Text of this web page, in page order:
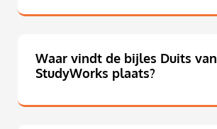
Waar vindt de bijles Duits van
StudyWorks plaats?